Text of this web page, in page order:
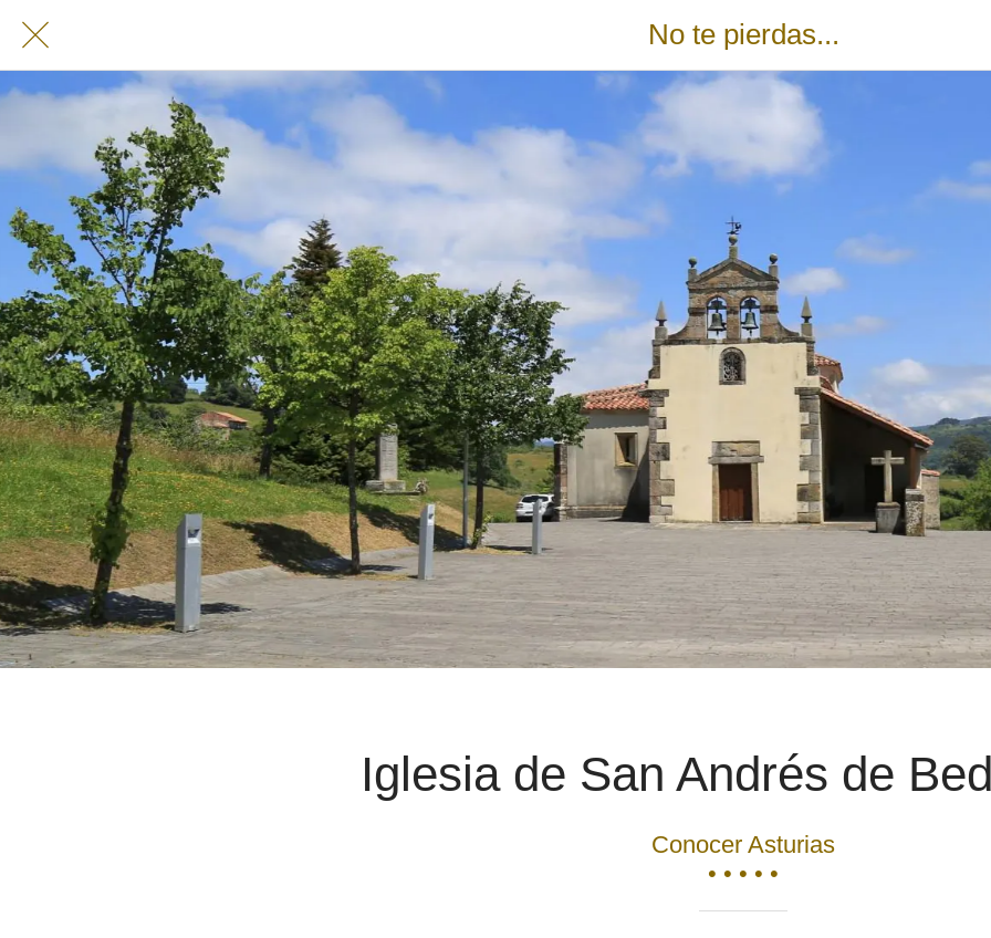
No te pierdas...
Iglesia de San Andrés de
Conocer Asturias
• • • • •